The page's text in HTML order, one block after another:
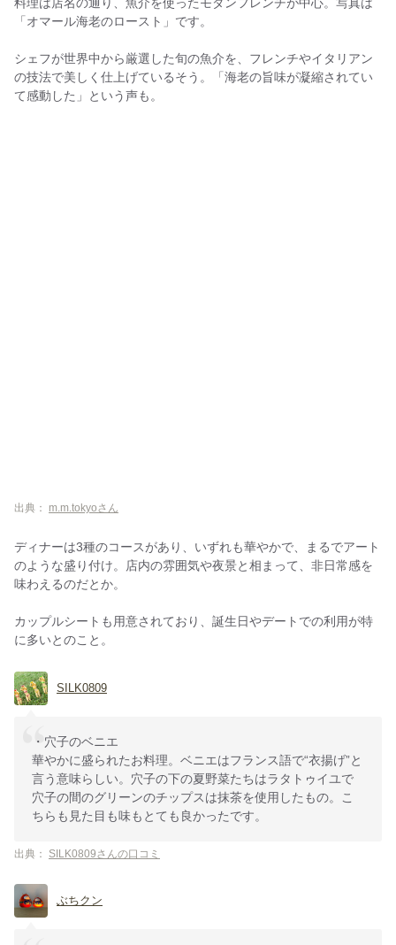
「オマール海老のロースト」です。
シェフが世界中から厳選した旬の魚介を、フレンチやイタリアン
の技法で美しく仕上げているそう。「海老の旨味が凝縮されてい
て感動した」という声も。
出典： m.m.tokyoさん
ディナーは3種のコースがあり、いずれも華やかで、まるでアート
のような盛り付け。店内の雰囲気や夜景と相まって、非日常感を
味わえるのだとか。
カップルシートも用意されており、誕生日やデートでの利用が特
に多いとのこと。
SILK0809
・穴子のベニエ
華やかに盛られたお料理。ベニエはフランス語で“衣揚げ”と
言う意味らしい。穴子の下の夏野菜たちはラタトゥイユで
穴子の間のグリーンのチップスは抹茶を使用したもの。こ
ちらも見た目も味もとても良かったです。
出典： SILK0809さんの口コミ
ぶちクン